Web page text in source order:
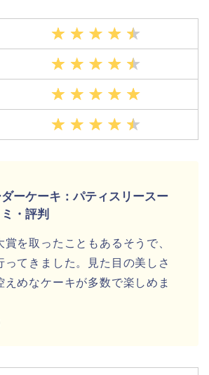
ーケーキ：パティスリースー
・評判
を取ったこともあるそうで、
ってきました。見た目の美しさ
えめなケーキが多数で楽しめま